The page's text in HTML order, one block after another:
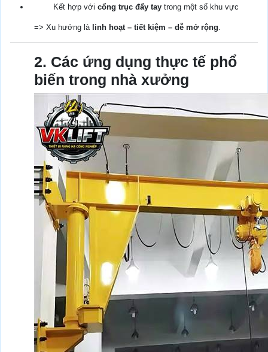
Kết hợp với cổng trục đẩy tay trong một số khu vực
=> Xu hướng là linh hoạt – tiết kiệm – dễ mở rộng.
2. Các ứng dụng thực tế phổ
biến trong nhà xưởng